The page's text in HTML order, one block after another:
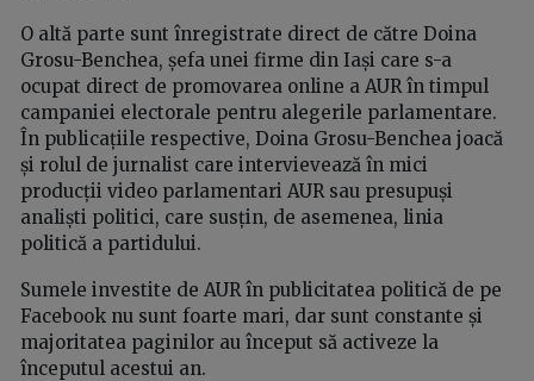
O altă parte sunt înregistrate direct de către Doina
Grosu-Benchea, șefa unei firme din Iași care s-a
ocupat direct de promovarea online a AUR în timpul
campaniei electorale pentru alegerile parlamentare.
În publicațiile respective, Doina Grosu-Benchea joacă
și rolul de jurnalist care intervievează în mici
producții video parlamentari AUR sau presupuși
analiști politici, care susțin, de asemenea, linia
politică a partidului.
Sumele investite de AUR în publicitatea politică de pe
Facebook nu sunt foarte mari, dar sunt constante și
majoritatea paginilor au început să activeze la
începutul acestui an.